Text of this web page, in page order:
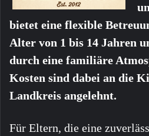
bietet eine flexible
Alter von 1 bis 14 Jahren
durch eine familiäre
Kosten sind dabei an die
Landkreis angelehnt.
Für Eltern, die eine